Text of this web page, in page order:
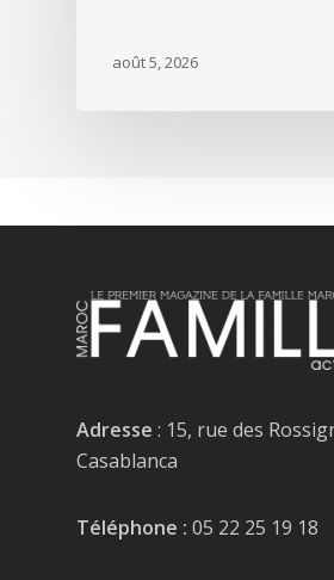
août 5, 2026
Adresse : 15, rue des
Casablanca
Téléphone : 05 22 25 19 18